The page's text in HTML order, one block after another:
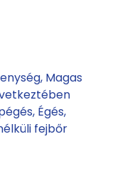
Magas
Égés
fejbőr